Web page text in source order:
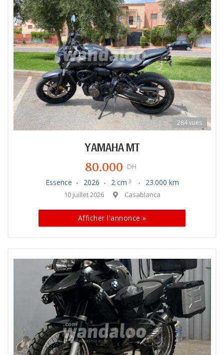
284 vues
YAMAHA MT
80.000 DH
Essence 2026 2 cm 3 23.000 km
10 juillet 2026 Casablanca
Afficher l'annonce »